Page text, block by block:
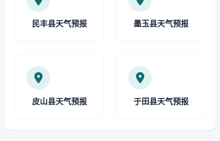
民丰县天气预报 墨玉县天气预报
皮山县天气预报 于田县天气预报